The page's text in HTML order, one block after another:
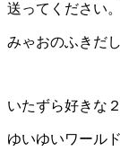
送ってください。
みゃおのふきだ
いたずら好きな
ゆいゆいワール